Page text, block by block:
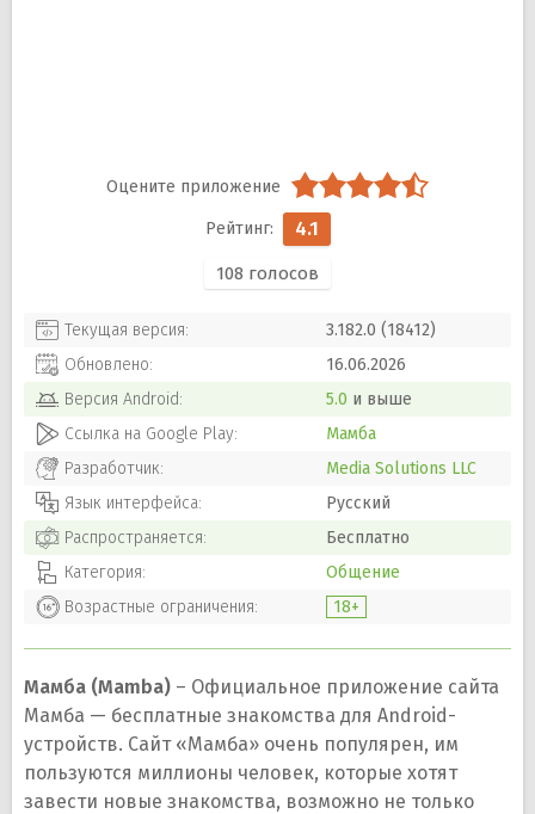
4.1
108 голосов
Текущая версия:
3.182.0 (18412)
Обновлено:
16.06.2026
Версия Android: 5.0 и выше
Ссылка на Google Play:
Мамба
Разработчик:
Media Solutions LLC
Язык интерфейса:
Русский
Распространяется:
Бесплатно
Категория:
Общение
Возрастные ограничения:
18+
Мамба (Mamba) – Официальное приложение сайта
Мамба — бесплатные знакомства для Android-
устройств. Сайт «Мамба» очень популярен, им
пользуются миллионы человек, которые хотят
завести новые знакомства, возможно не только